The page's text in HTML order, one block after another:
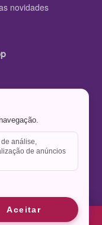
novidades
análise,
de anúncios
Aceitar